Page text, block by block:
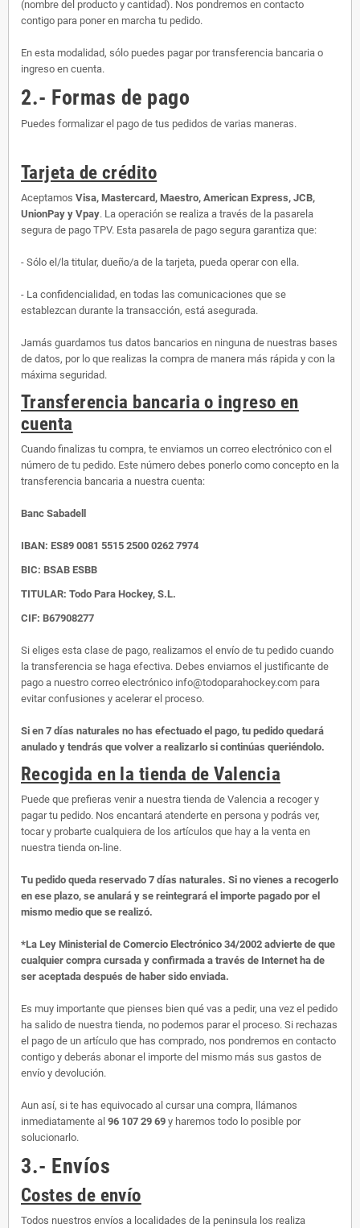
(nombre del producto y cantidad). Nos pondremos en contacto
contigo para poner en marcha tu pedido.
En esta modalidad, sólo puedes pagar por transferencia bancaria o
ingreso en cuenta.
2.- Formas de pago
Puedes formalizar el pago de tus pedidos de varias maneras.
Tarjeta de crédito
Aceptamos Visa, Mastercard, Maestro, American Express, JCB,
UnionPay y Vpay. La operación se realiza a través de la pasarela
segura de pago TPV. Esta pasarela de pago segura garantiza que:
- Sólo el/la titular, dueño/a de la tarjeta, pueda operar con ella.
- La confidencialidad, en todas las comunicaciones que se
establezcan durante la transacción, está asegurada.
Jamás guardamos tus datos bancarios en ninguna de nuestras bases
de datos, por lo que realizas la compra de manera más rápida y con la
máxima seguridad.
Transferencia bancaria o ingreso en
cuenta
Cuando finalizas tu compra, te enviamos un correo electrónico con el
número de tu pedido. Este número debes ponerlo como concepto en la
transferencia bancaria a nuestra cuenta:
Banc Sabadell
IBAN: ES89 0081 5515 2500 0262 7974
BIC: BSAB ESBB
TITULAR: Todo Para Hockey, S.L.
CIF: B67908277
Si eliges esta clase de pago, realizamos el envío de tu pedido cuando
la transferencia se haga efectiva. Debes enviarnos el justificante de
pago a nuestro correo electrónico info@todoparahockey.com para
evitar confusiones y acelerar el proceso.
Si en 7 días naturales no has efectuado el pago, tu pedido quedará
anulado y tendrás que volver a realizarlo si continúas queriéndolo.
Recogida en la tienda de Valencia
Puede que prefieras venir a nuestra tienda de Valencia a recoger y
pagar tu pedido. Nos encantará atenderte en persona y podrás ver,
tocar y probarte cualquiera de los artículos que hay a la venta en
nuestra tienda on-line.
Tu pedido queda reservado 7 días naturales. Si no vienes a recogerlo
en ese plazo, se anulará y se reintegrará el importe pagado por el
mismo medio que se realizó.
*La Ley Ministerial de Comercio Electrónico 34/2002 advierte de que
cualquier compra cursada y confirmada a través de Internet ha de
ser aceptada después de haber sido enviada.
Es muy importante que pienses bien qué vas a pedir, una vez el pedido
ha salido de nuestra tienda, no podemos parar el proceso. Si rechazas
el pago de un artículo que has comprado, nos pondremos en contacto
contigo y deberás abonar el importe del mismo más sus gastos de
envío y devolución.
Aun así, si te has equivocado al cursar una compra, llámanos
inmediatamente al 96 107 29 69 y haremos todo lo posible por
solucionarlo.
3.- Envíos
Costes de envío
Todos nuestros envíos a localidades de la peninsula los realiza